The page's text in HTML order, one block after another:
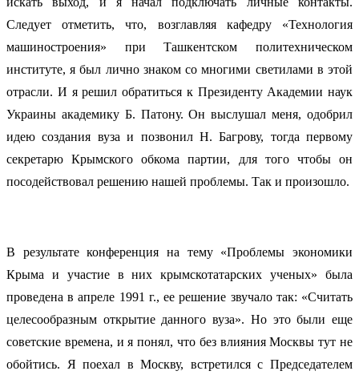
Следует отметить, что, возглавляя кафедру «Технология
машиностроения» при Ташкентском политехническом
институте, я был лично знаком со многими светилами в этой
отрасли. И я решил обратиться к Президенту Академии наук
Украины академику Б. Патону. Он выслушал меня, одобрил
идею создания вуза и позвонил Н. Багрову, тогда первому
секретарю Крымского обкома партии, для того чтобы он
посодействовал решению нашей проблемы. Так и произошло.
В результате конференция на тему «Проблемы экономики
Крыма и участие в них крымскотатарских ученых» была
проведена в апреле 1991 г., ее решение звучало так: «Считать
целесообразным открытие данного вуза». Но это были еще
советские времена, и я понял, что без влияния Москвы тут не
обойтись. Я поехал в Москву, встретился с Председателем